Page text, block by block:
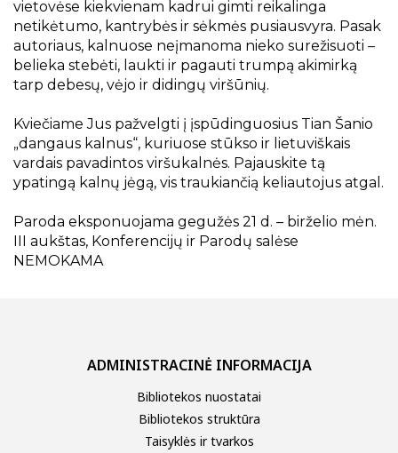
vietovėse kiekvienam kadrui gimti reikalinga
netikėtumo, kantrybės ir sėkmės pusiausvyra. Pasak
autoriaus, kalnuose neįmanoma nieko surežisuoti –
belieka stebėti, laukti ir pagauti trumpą akimirką
tarp debesų, vėjo ir didingų viršūnių.
Kviečiame Jus pažvelgti į įspūdinguosius Tian Šanio
„dangaus kalnus“, kuriuose stūkso ir lietuviškais
vardais pavadintos viršukalnės. Pajauskite tą
ypatingą kalnų jėgą, vis traukiančią keliautojus atgal.
Paroda eksponuojama gegužės 21 d. – birželio mėn.
III aukštas, Konferencijų ir Parodų salėse
NEMOKAMA
ADMINISTRACINĖ INFORMACIJA
Bibliotekos nuostatai
Bibliotekos struktūra
Taisyklės ir tvarkos